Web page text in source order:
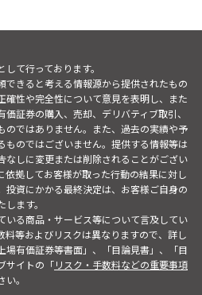
て行っております。
できると考える情報源から提供されたもの
確性や完全性について意見を表明し、また
証券の購入、売却、デリバティブ取引、
のではありません。また、過去の実績や予
ものではございません。提供する情報等は
なしに変更または削除されることがござい
依拠してお客様が取った行動の結果に対し
投資にかかる最終決定は、お客様ご自身の
ます。
いる商品・サービス等について言及してい
料等およびリスクは異なりますので、詳し
場有価証券等書面」、「目論見書」、「目
サイトの「リスク・手数料などの重要事項
。